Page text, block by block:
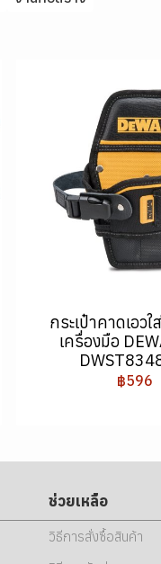
กระเป๋าคาดเอวใ
เครื่องมือ
฿596
ช่วยเหลือ
วิธีการสั่งซื้อสินค้า